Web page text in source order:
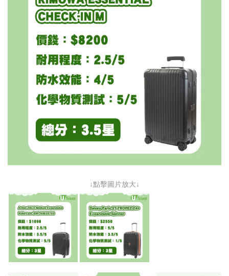
↓點擊圖片放大↓